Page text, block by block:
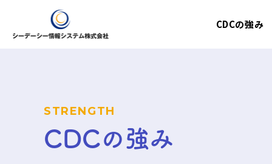
CDCの強み
STRENGTH
CDCの強み